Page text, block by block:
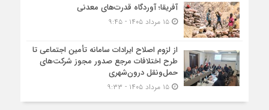
آفریقا؛ آوردگاه قدرت‌های معدنی
۱۵ مرداد ۱۴۰۵ - ۹:۴۵
از لزوم اصلاح ایرادات سامانه تأمین اجتماعی تا
طرح اختلافات مرجع صدور مجوز شرکت‌های
حمل‌ونقل درون‌شهری
۱۵ مرداد ۱۴۰۵ - ۹:۳۳